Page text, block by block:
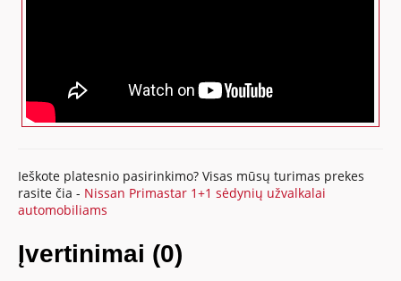
Ieškote platesnio pasirinkimo? Visas mūsų turimas prekes
rasite čia - Nissan Primastar 1+1 sėdynių užvalkalai
automobiliams
Įvertinimai (0)